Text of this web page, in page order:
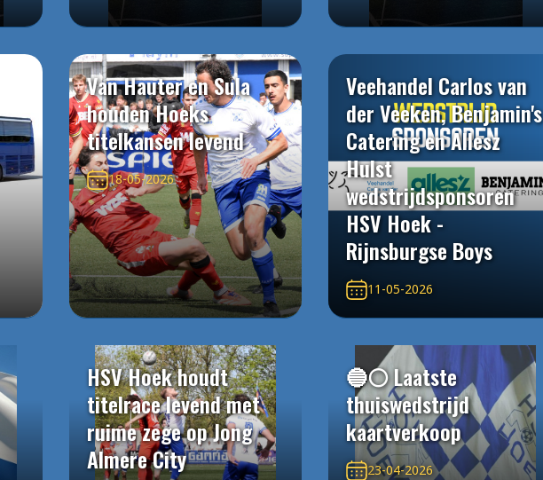
Van Hauter en Sula
houden Hoeks
titelkansen levend
18-05-2026
Veehandel Carlos van
der Veeken, Benjamin's
Catering en Allesz
Hulst
wedstrijdsponsoren
HSV Hoek -
Rijnsburgse Boys
11-05-2026
HSV Hoek houdt
titelrace levend met
ruime zege op Jong
Almere City
🔵⚪️ Laatste
thuiswedstrijd
kaartverkoop
23-04-2026